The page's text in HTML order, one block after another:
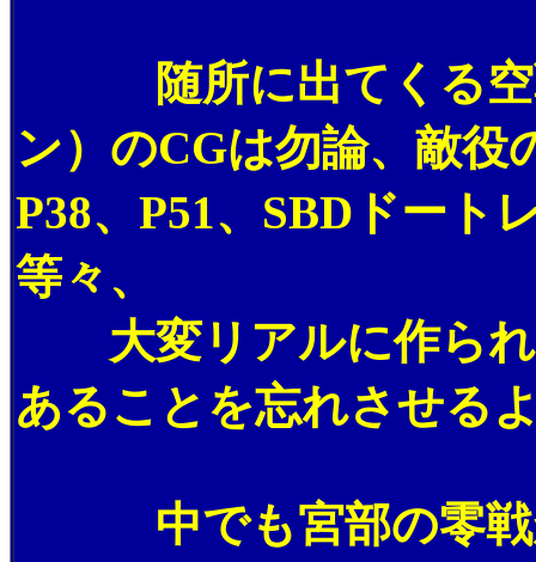
随所に出てくる空
ン）のCGは勿論、敵役
P38、P51、SBDドート
等々、
大変リアルに作られ
あることを忘れさせる
中でも宮部の零戦